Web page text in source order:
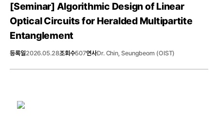
[Seminar] Algorithmic Design of Linear
Optical Circuits for Heralded Multipartite
Entanglement
등록일2026.05.28조회수507연사Dr. Chin, Seungbeom (OIST)